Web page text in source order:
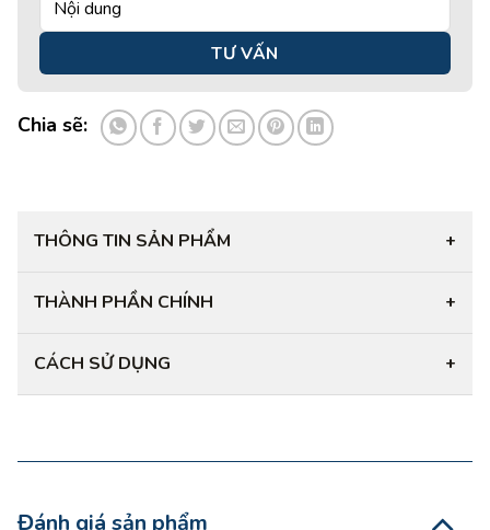
Chia sẽ:
THÔNG TIN SẢN PHẨM +
THÀNH PHẦN CHÍNH +
CÁCH SỬ DỤNG +
Đánh giá sản phẩm